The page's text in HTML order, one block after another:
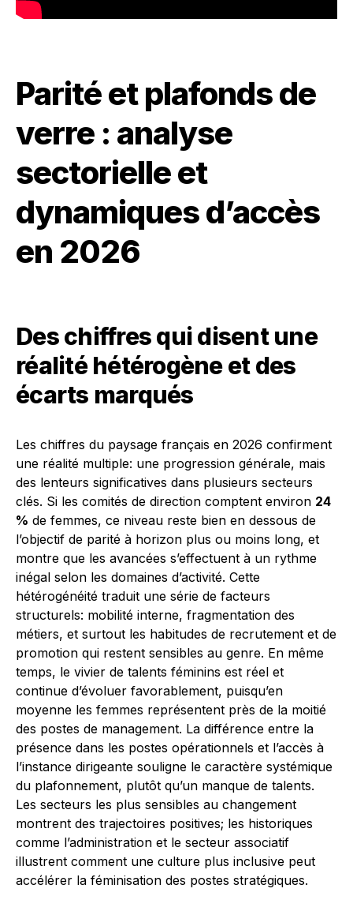
Parité et plafonds de
verre : analyse
sectorielle et
dynamiques d’accès
en 2026
Des chiffres qui disent une
réalité hétérogène et des
écarts marqués
Les chiffres du paysage français en 2026 confirment
une réalité multiple: une progression générale, mais
des lenteurs significatives dans plusieurs secteurs
clés. Si les comités de direction comptent environ 24
% de femmes, ce niveau reste bien en dessous de
l’objectif de parité à horizon plus ou moins long, et
montre que les avancées s’effectuent à un rythme
inégal selon les domaines d’activité. Cette
hétérogénéité traduit une série de facteurs
structurels: mobilité interne, fragmentation des
métiers, et surtout les habitudes de recrutement et de
promotion qui restent sensibles au genre. En même
temps, le vivier de talents féminins est réel et
continue d’évoluer favorablement, puisqu’en
moyenne les femmes représentent près de la moitié
des postes de management. La différence entre la
présence dans les postes opérationnels et l’accès à
l’instance dirigeante souligne le caractère systémique
du plafonnement, plutôt qu’un manque de talents.
Les secteurs les plus sensibles au changement
montrent des trajectoires positives; les historiques
comme l’administration et le secteur associatif
illustrent comment une culture plus inclusive peut
accélérer la féminisation des postes stratégiques.